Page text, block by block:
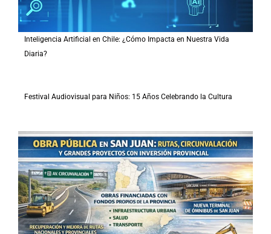
Inteligencia Artificial en Chile: ¿Cómo Impacta en Nuestra Vida
Diaria?
Festival Audiovisual para Niños: 15 Años Celebrando la Cultura